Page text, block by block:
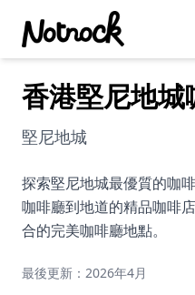
精選活動
博客文章
約會好去處
美食佳餚
香港堅尼地
堅尼地城
探索堅尼地城最優質的咖
咖啡廳到地道的精品咖啡
合的完美咖啡廳地點。
最後更新：2026年4月